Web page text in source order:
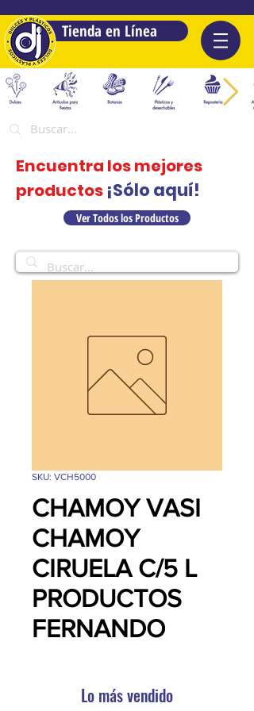
Tienda en Línea
Encuentra los mejores
productos ¡Sólo aquí!
Ver Todos los Productos
SKU: VCH5000
CHAMOY VASI
CHAMOY
CIRUELA C/5 L
PRODUCTOS
FERNANDO
Lo más vendido